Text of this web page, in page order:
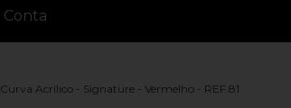
Conta
Acrílico - Signature - Vermelho - REF 81